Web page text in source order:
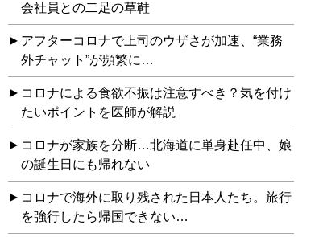
会社員との二足の草鞋
アフターコロナで上司のウザさが加速、“業務
外チャット”が頻繁に…
コロナによる食欲不振は注意すべき？気を付け
たいポイントを医師が解説
コロナが家族を分断…北海道に単身赴任中、娘
の誕生日にも帰れない
コロナで海外に取り残された日本人たち。旅行
を強行したら帰国できない…